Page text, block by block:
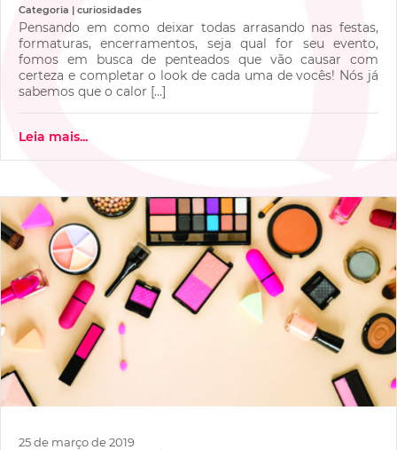
Categoria | curiosidades
Pensando em como deixar todas arrasando nas festas,
formaturas, encerramentos, seja qual for seu evento,
fomos em busca de penteados que vão causar com
certeza e completar o look de cada uma de vocês! Nós já
sabemos que o calor […]
Leia mais...
25 de março de 2019